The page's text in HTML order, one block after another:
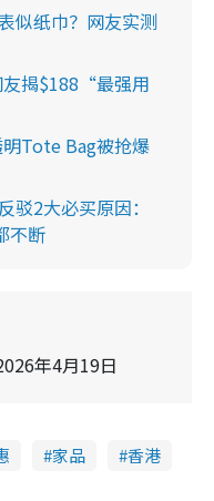
似纸巾？网友实测
友揭$188“最强用
Tote Bag被抢爆
驳2大必买原因：
不断
年4月19日
家品
香港